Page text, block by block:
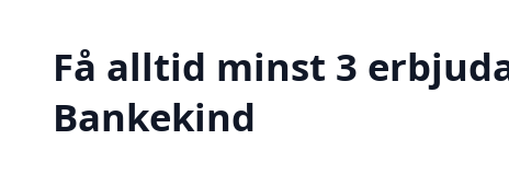
Få alltid minst 3
Bankekind